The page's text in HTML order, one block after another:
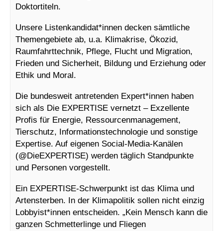
Doktortiteln.
Unsere Listenkandidat*innen decken sämtliche
Themengebiete ab, u.a. Klimakrise, Ökozid,
Raumfahrttechnik, Pflege, Flucht und Migration,
Frieden und Sicherheit, Bildung und Erziehung oder
Ethik und Moral.
Die bundesweit antretenden Expert*innen haben
sich als Die EXPERTISE vernetzt – Exzellente
Profis für Energie, Ressourcenmanagement,
Tierschutz, Informationstechnologie und sonstige
Expertise. Auf eigenen Social-Media-Kanälen
(@DieEXPERTISE) werden täglich Standpunkte
und Personen vorgestellt.
Ein EXPERTISE-Schwerpunkt ist das Klima und
Artensterben. In der Klimapolitik sollen nicht einzig
Lobbyist*innen entscheiden. „Kein Mensch kann die
ganzen Schmetterlinge und Fliegen